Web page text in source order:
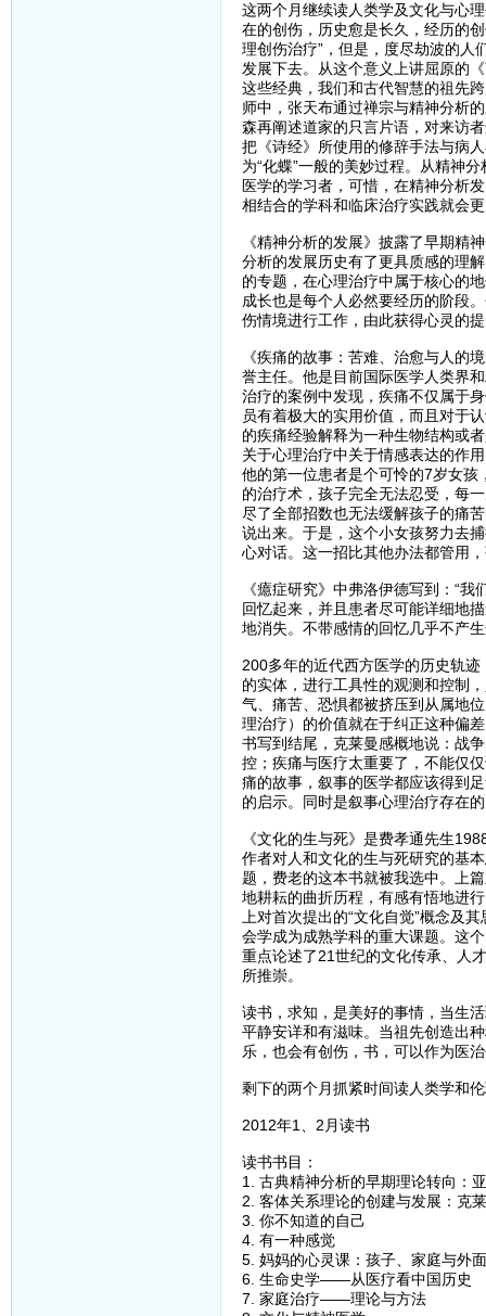
这两个月继续读人类学及文化与心
在的创伤，历史愈是长久，经历的
理创伤治疗”，但是，度尽劫波的人
发展下去。从这个意义上讲屈原的
这些经典，我们和古代智慧的祖先
师中，张天布通过禅宗与精神分析
森再阐述道家的只言片语，对来访
把《诗经》所使用的修辞手法与病
为“化蝶”一般的美妙过程。从精神
医学的学习者，可惜，在精神分析
相结合的学科和临床治疗实践就会
《精神分析的发展》披露了早期精
分析的发展历史有了更具质感的理
的专题，在心理治疗中属于核心的
成长也是每个人必然要经历的阶段
伤情境进行工作，由此获得心灵的
《疾痛的故事：苦难、治愈与人的
誉主任。他是目前国际医学人类界
治疗的案例中发现，疾痛不仅属于
员有着极大的实用价值，而且对于
的疾痛经验解释为一种生物结构或
关于心理治疗中关于情感表达的作
他的第一位患者是个可怜的7岁女
的治疗术，孩子完全无法忍受，每
尽了全部招数也无法缓解孩子的痛
说出来。于是，这个小女孩努力去
心对话。这一招比其他办法都管用
《癔症研究》中弗洛伊德写到：“
回忆起来，并且患者尽可能详细地
地消失。不带感情的回忆几乎不产
200多年的近代西方医学的历史轨
的实体，进行工具性的观测和控制
气、痛苦、恐惧都被挤压到从属地
理治疗）的价值就在于纠正这种偏
书写到结尾，克莱曼感概地说：战
控；疾痛与医疗太重要了，不能仅
痛的故事，叙事的医学都应该得到
的启示。同时是叙事心理治疗存在
《文化的生与死》是费孝通先生
作者对人和文化的生与死研究的基
题，费老的这本书就被我选中。上
地耕耘的曲折历程，有感有悟地进
上对首次提出的“文化自觉”概念及
会学成为成熟学科的重大课题。这
重点论述了21世纪的文化传承、人
所推崇。
读书，求知，是美好的事情，当生
平静安详和有滋味。当祖先创造出
乐，也会有创伤，书，可以作为医
剩下的两个月抓紧时间读人类学和
2012年1、2月读书
读书书目：
1. 古典精神分析的早期理论转向：
2. 客体关系理论的创建与发展：克
3. 你不知道的自己
4. 有一种感觉
5. 妈妈的心灵课：孩子、家庭与外
6. 生命史学——从医疗看中国历史
7. 家庭治疗——理论与方法